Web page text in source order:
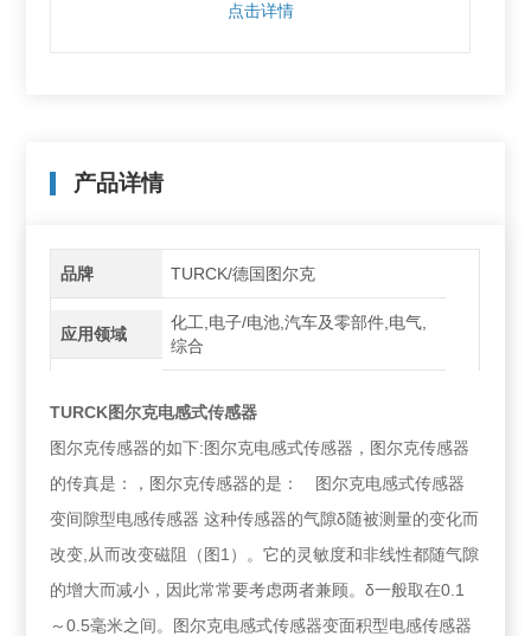
点击详情
产品详情
品牌 TURCK/德国图尔克
应用领域
化工,电子/电池,汽车及零部件,电气,
综合
TURCK图尔克电感式传感器
图尔克传感器的如下:图尔克电感式传感器，图尔克传感器
的传真是：，图尔克传感器的是： 图尔克电感式传感器
变间隙型电感传感器 这种传感器的气隙δ随被测量的变化而
改变,从而改变磁阻（图1）。它的灵敏度和非线性都随气隙
的增大而减小，因此常常要考虑两者兼顾。δ一般取在0.1
～0.5毫米之间。图尔克电感式传感器变面积型电感传感器